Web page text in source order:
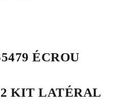
ÉCROU
KIT LATÉRAL